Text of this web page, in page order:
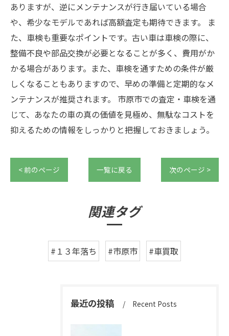
ありますが、逆にメンテナンスが行き届いている場合
や、希少なモデルであれば高額査定も期待できます。 ま
た、車検も重要なポイントです。古い車は車検の際に、
整備不良や部品交換が必要となることが多く、費用がか
かる場合があります。また、車検を通すための条件が厳
しくなることもありますので、早めの準備と定期的なメ
ンテナンスが推奨されます。 市原市での査定・車検を通
じて、あなたの車の真の価値を見極め、無駄なコストを
抑えるための情報をしっかりと把握しておきましょう。
< 前のページ 一覧に戻る 次のページ >
関連タグ
#１３年落ち #市原市 #車買取
最近の投稿 Recent Posts